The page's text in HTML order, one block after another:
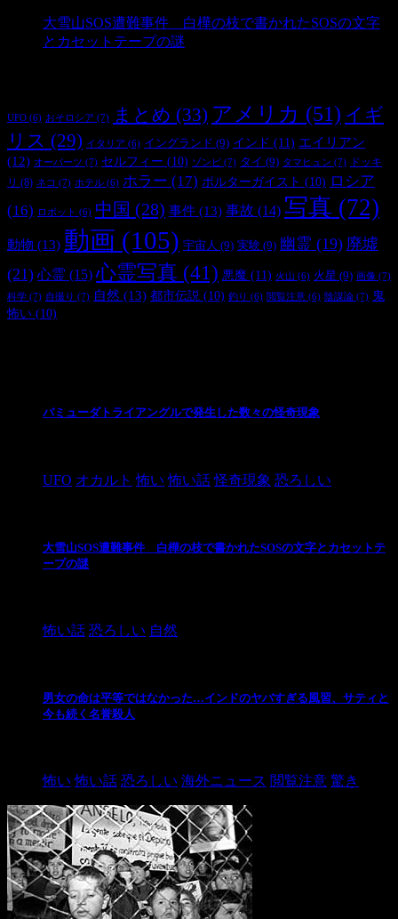
大雪山SOS遭難事件 白樺の枝で書かれたSOSの文字
とカセットテープの謎
UFO (6) おそロシア (7) まとめ (33) アメリカ (51) イギ
リス (29) イタリア (6) イングランド (9) インド (11) エイリアン
(12) オーパーツ (7) セルフィー (10) ゾンビ (7) タイ (9) タマヒュン (7)
ドッキ
リ (8) ネコ (7) ホテル (6) ホラー (17) ポルターガイスト (10) ロシア
(16)
ロボット (6) 中国 (28) 事件 (13) 事故 (14) 写真 (72)
動物 (13) 動画 (105) 宇宙人 (9) 実験 (9) 幽霊 (19) 廃墟
(21) 心霊 (15) 心霊写真 (41) 悪魔 (11) 火山 (6) 火星 (9) 画像 (7)
科学 (7) 自撮り (7) 自然 (13) 都市伝説 (10) 釣り (6) 閲覧注意 (6) 陰謀論 (7) 鬼
怖い (10)
バミューダトライアングルで発生した数々の怪奇現象
UFO オカルト 怖い 怖い話 怪奇現象 恐ろしい
大雪山SOS遭難事件 白樺の枝で書かれたSOSの文字とカセットテ
ープの謎
怖い話 恐ろしい 自然
男女の命は平等ではなかった…インドのヤバすぎる風習、サティと
今も続く名誉殺人
怖い 怖い話 恐ろしい 海外ニュース 閲覧注意 驚き